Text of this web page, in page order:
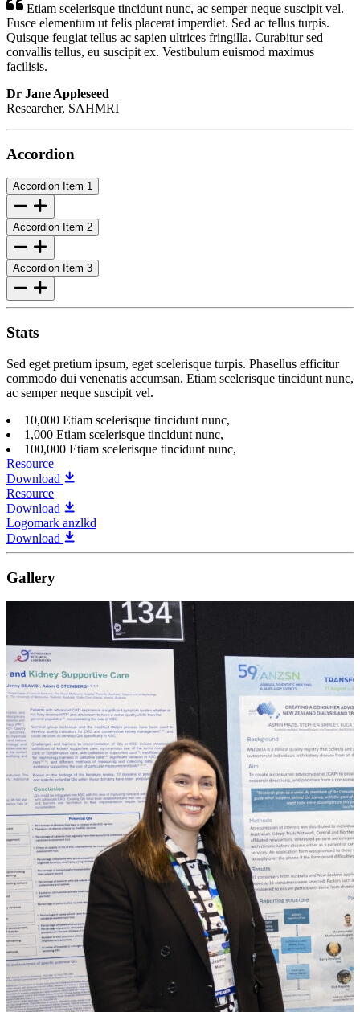
Etiam scelerisque tincidunt nunc, ac semper neque suscipit vel.
Fusce elementum ut felis placerat imperdiet. Sed ac tellus turpis.
Quisque feugiat tellus ac sapien ultrices fringilla. Curabitur sed
convallis tellus, eu suscipit ex. Vestibulum euismod maximus
facilisis.
Dr Jane Appleseed
Researcher, SAHMRI
Accordion
Accordion Item 1
Accordion Item 2
Accordion Item 3
Stats
Sed eget pretium ipsum, eget scelerisque turpis. Phasellus efficitur
commodo dui venenatis accumsan. Etiam scelerisque tincidunt nunc,
ac semper neque suscipit vel.
10,000 Etiam scelerisque tincidunt nunc,
1,000 Etiam scelerisque tincidunt nunc,
100,000 Etiam scelerisque tincidunt nunc,
Resource
Download
Resource
Download
Logomark anzlkd
Download
Gallery